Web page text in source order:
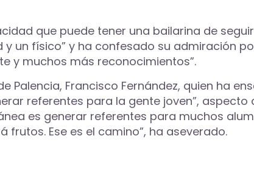
que puede tener una bailarina de
un físico” y ha confesado su admiración
y muchos más reconocimientos”.
Palencia, Francisco Fernández, quien ha
referentes para la gente joven”, aspecto
es generar referentes para muchos
Ese es el camino”, ha aseverado.